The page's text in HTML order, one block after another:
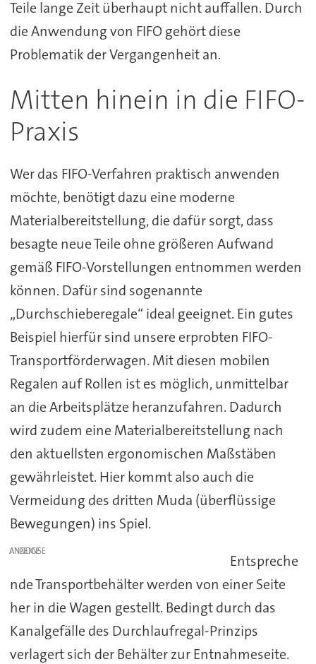
Teile lange Zeit überhaupt nicht auffallen. Durch
die Anwendung von FIFO gehört diese
Problematik der Vergangenheit an.
Mitten hinein in die FIFO-
Praxis
Wer das FIFO-Verfahren praktisch anwenden
möchte, benötigt dazu eine moderne
Materialbereitstellung, die dafür sorgt, dass
besagte neue Teile ohne größeren Aufwand
gemäß FIFO-Vorstellungen entnommen werden
können. Dafür sind sogenannte
„Durchschieberegale“ ideal geeignet. Ein gutes
Beispiel hierfür sind unsere erprobten FIFO-
Transportförderwagen. Mit diesen mobilen
Regalen auf Rollen ist es möglich, unmittelbar
an die Arbeitsplätze heranzufahren. Dadurch
wird zudem eine Materialbereitstellung nach
den aktuellsten ergonomischen Maßstäben
gewährleistet. Hier kommt also auch die
Vermeidung des dritten Muda (überflüssige
Bewegungen) ins Spiel.
ANZEIGE
Entspreche
nde Transportbehälter werden von einer Seite
her in die Wagen gestellt. Bedingt durch das
Kanalgefälle des Durchlaufregal-Prinzips
verlagert sich der Behälter zur Entnahmeseite.